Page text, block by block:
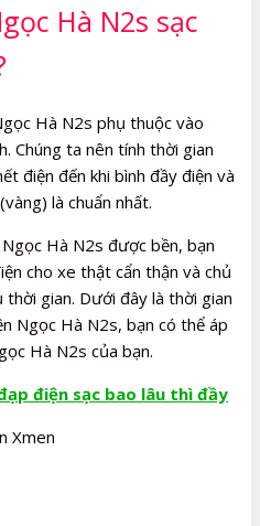
Hà N2s sạc
Hà N2s phụ thuộc vào
Chúng ta nên tính thời gian
điện đến khi bình đầy điện và
là chuẩn nhất.
Hà N2s được bền, bạn
cho xe thật cẩn thận và chủ
gian. Dưới đây là thời gian
Ngọc Hà N2s, bạn có thể áp
Hà N2s của bạn.
điện sạc bao lâu thì đầy